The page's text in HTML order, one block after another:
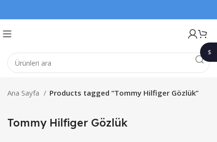
Ana Sayfa Products tagged “Tommy Hilfiger Gözlük”
Tommy Hilfiger Gözlük
$